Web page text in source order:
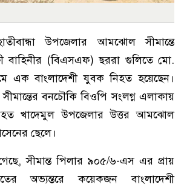
উপজেলার আমঝোল সীমান্তে
বাহিনীর (বিএসএফ) ছররা গুলিতে মো.
এক বাংলাদেশী যুবক নিহত হয়েছেন।
বনচৌকি বিওপি সংলগ্ন এলাকায়
খাদেমুল উপজেলার উত্তর আমঝোল
ছেলে।
গেছে, সীমান্ত পিলার ৯০৫/৬-এস এর প্রায়
অভ্যন্তরে কয়েকজন বাংলাদেশী